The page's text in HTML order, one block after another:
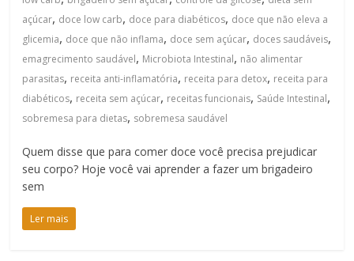
açúcar, doce low carb, doce para diabéticos, doce que não eleva a
glicemia, doce que não inflama, doce sem açúcar, doces saudáveis,
emagrecimento saudável, Microbiota Intestinal, não alimentar
parasitas, receita anti-inflamatória, receita para detox, receita para
diabéticos, receita sem açúcar, receitas funcionais, Saúde Intestinal,
sobremesa para dietas, sobremesa saudável
Quem disse que para comer doce você precisa prejudicar
seu corpo? Hoje você vai aprender a fazer um brigadeiro
sem
Ler mais